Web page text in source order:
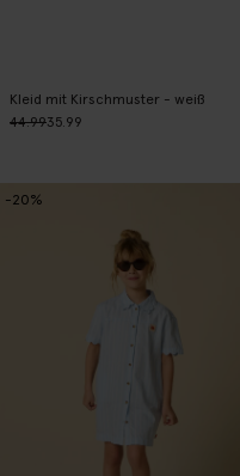
Kleid mit Kirschmuster - weiß
44.9935.99
-20%